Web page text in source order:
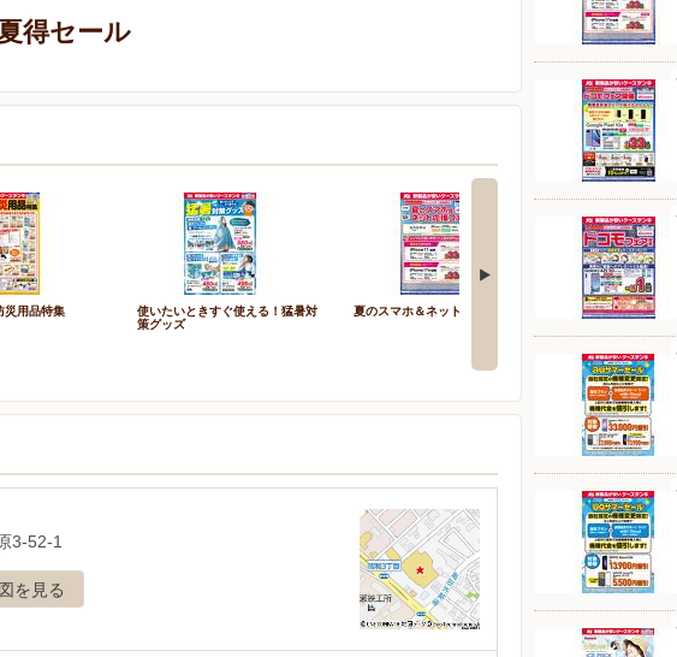
得セール
災用品特集
使いたいときすぐ使える！猛暑対
策グッズ
夏のスマホ＆ネット応援フェア 夏のスマホ＆ネッ
3-52-1
を見る